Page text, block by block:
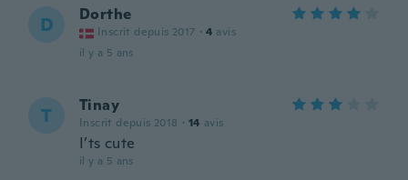
D Dorthe
Inscrit depuis 2017 · 4 avis
il y a 5 ans
T Tinay
Inscrit depuis 2018 · 14 avis
I’ts cute
il y a 5 ans